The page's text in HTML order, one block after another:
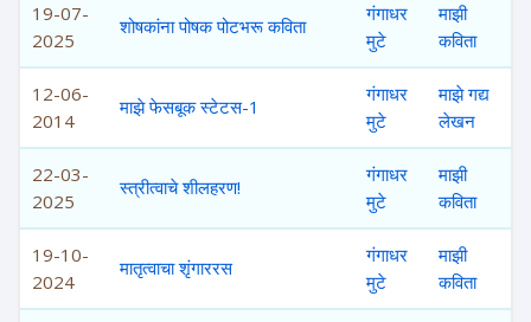
19-07-
2025
शोषकांना पोषक पोटभरू कविता
गंगाधर
मुटे
माझी
कविता
12-06-
2014
माझे फेसबूक स्टेटस-1
गंगाधर
मुटे
माझे गद्य
लेखन
22-03-
2025
स्त्रीत्वाचे शीलहरण!
गंगाधर
मुटे
माझी
कविता
19-10-
2024
मातृत्वाचा शृंगाररस
गंगाधर
मुटे
माझी
कविता